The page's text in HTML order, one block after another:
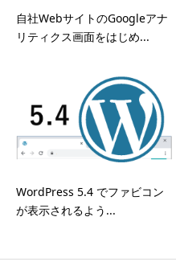
自社WebサイトのGoogleアナ
リティクス画面をはじめ...
WordPress 5.4 でファビコン
が表示されるよう...